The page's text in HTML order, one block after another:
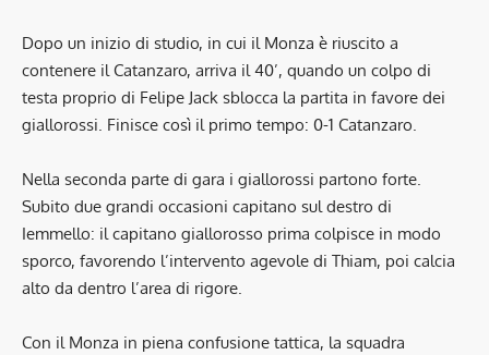
Dopo un inizio di studio, in cui il Monza è riuscito a
contenere il Catanzaro, arriva il 40’, quando un colpo di
testa proprio di Felipe Jack sblocca la partita in favore dei
giallorossi. Finisce così il primo tempo: 0-1 Catanzaro.
Nella seconda parte di gara i giallorossi partono forte.
Subito due grandi occasioni capitano sul destro di
Iemmello: il capitano giallorosso prima colpisce in modo
sporco, favorendo l’intervento agevole di Thiam, poi calcia
alto da dentro l’area di rigore.
Con il Monza in piena confusione tattica, la squadra